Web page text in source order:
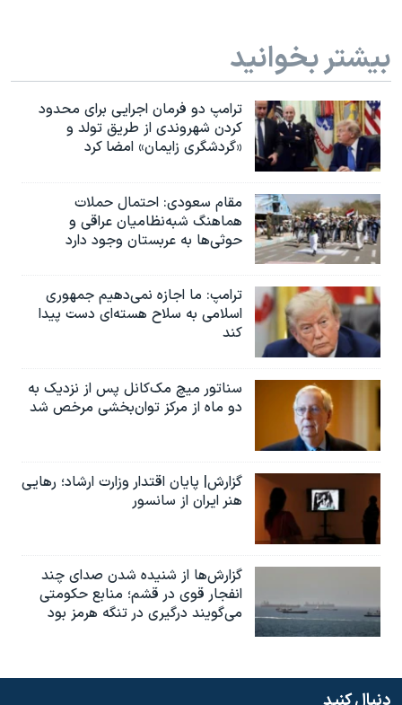
بیشتر بخوانید
ترامپ دو فرمان اجرایی برای محدود
کردن شهروندی از طریق تولد و
«گردشگری زایمان» امضا کرد
مقام سعودی: احتمال حملات
هماهنگ شبه‌نظامیان عراقی و
حوثی‌ها به عربستان وجود دارد
ترامپ: ما اجازه نمی‌دهیم جمهوری
اسلامی به سلاح هسته‌ای دست پیدا
کند
سناتور میچ مک‌کانل پس از نزدیک به
دو ماه از مرکز توان‌بخشی مرخص شد
گزارش| پایان اقتدار وزارت ارشاد؛ رهایی
هنر ایران از سانسور
گزارش‌ها از شنیده شدن صدای چند
انفجار قوی در قشم؛ منابع حکومتی
می‌گویند درگیری در تنگه هرمز بود